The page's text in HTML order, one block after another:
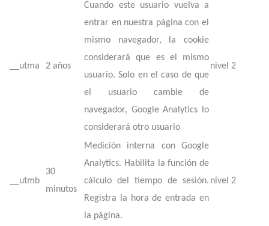
__utma 2 años
Cuando este usuario vuelva a
entrar en nuestra página con el
mismo navegador, la cookie
considerará que es el mismo
usuario. Solo en el caso de que
el usuario cambie de
navegador, Google Analytics lo
considerará otro usuario
nivel 2
__utmb
30
minutos
Medición interna con Google
Analytics. Habilita la función de
cálculo del tiempo de sesión.
Registra la hora de entrada en
la página.
nivel 2